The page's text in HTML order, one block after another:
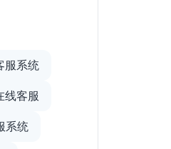
服系统
线客服
系统